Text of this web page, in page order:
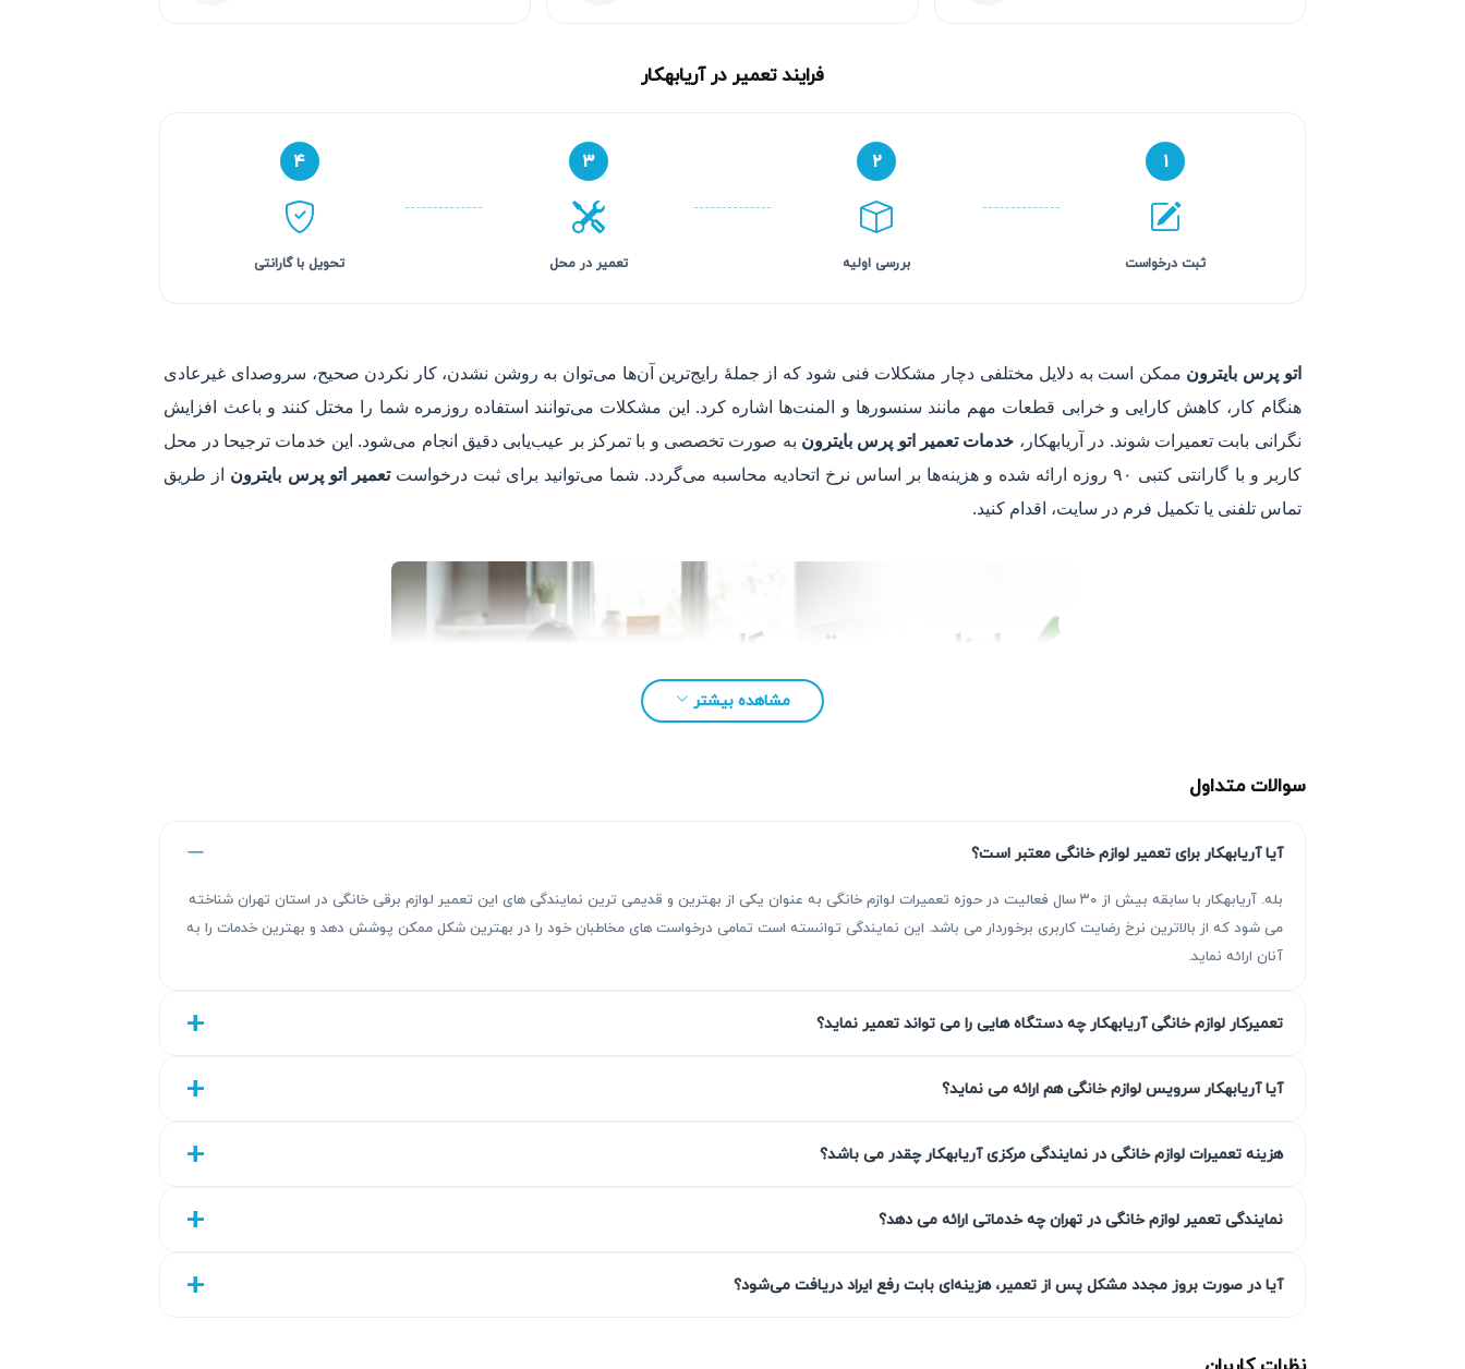
فرایند تعمیر در آریابهکار
۱
ثبت درخواست
۲
بررسی اولیه
۳
تعمیر در محل
۴
تحویل با گارانتی
اتو پرس بایترون ممکن است به دلایل مختلفی دچار مشکلات فنی شود که از جملهٔ رایج‌ترین آن‌ها می‌توان به روشن نشدن، کار نکردن صحیح، سروصدای غیرعادی
هنگام کار، کاهش کارایی و خرابی قطعات مهم مانند سنسورها و المنت‌ها اشاره کرد. این مشکلات می‌توانند استفاده روزمره شما را مختل کنند و باعث افزایش
نگرانی بابت تعمیرات شوند. در آریابهکار، خدمات تعمیر اتو پرس بایترون به صورت تخصصی و با تمرکز بر عیب‌یابی دقیق انجام می‌شود. این خدمات ترجیحا در محل
کاربر و با گارانتی کتبی ۹۰ روزه ارائه شده و هزینه‌ها بر اساس نرخ اتحادیه محاسبه می‌گردد. شما می‌توانید برای ثبت درخواست
تعمیر اتو پرس بایترون از طریق
تماس تلفنی یا تکمیل فرم در سایت، اقدام کنید.
چرا تعمیر اتو پرس بایترون ضروری است؟
تعمیر به موقع اتو پرس بایتروناهمیت زیادی دارد زیرا مشکلات کوچک در عملکرد این دستگاه حساس می‌تواند به خرابی‌های گسترده‌تر منجر شود. تاخیر در تعمیر
بایترونازنمایندگی تعمیر اتو پرس بایترونآریابهکار ضروری است.
این مسئله منجر به افزایشهزینه تعمیر اتو پرس بایترونمی‌گردد و نیاز به تعویض قطعات گران‌قیمت یا حتی تعمیرات گسترده‌تر دارد.
مشاهده بیشتر
سوالات متداول
آیا آریابهکار برای تعمیر لوازم خانگی معتبر است؟
بله. آریابهکار با سابقه بیش از ۳۰ سال فعالیت در حوزه تعمیرات لوازم خانگی به عنوان یکی از بهترین و قدیمی ترین نمایندگی های این تعمیر لوازم برقی خانگی در استان تهران شناخته
می شود که از بالاترین نرخ رضایت کاربری برخوردار می باشد. این نمایندگی توانسته است تمامی درخواست های مخاطبان خود را در بهترین شکل ممکن پوشش دهد و بهترین خدمات را به
آنان ارائه نماید.
تعمیرکار لوازم خانگی آریابهکار چه دستگاه هایی را می تواند تعمیر نماید؟
آیا آریابهکار سرویس لوازم خانگی هم ارائه می نماید؟
هزینه تعمیرات لوازم خانگی در نمایندگی مرکزی آریابهکار چقدر می باشد؟
نمایندگی تعمیر لوازم خانگی در تهران چه خدماتی ارائه می دهد؟
آیا در صورت بروز مجدد مشکل پس از تعمیر، هزینه‌ای بابت رفع ایراد دریافت می‌شود؟